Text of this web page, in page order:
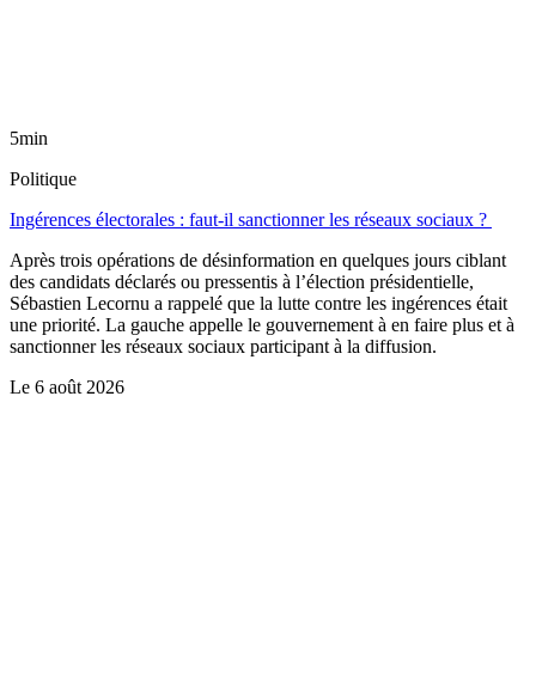
5min
Politique
Ingérences électorales : faut-il sanctionner les réseaux sociaux ?
Après trois opérations de désinformation en quelques jours ciblant
des candidats déclarés ou pressentis à l’élection présidentielle,
Sébastien Lecornu a rappelé que la lutte contre les ingérences était
une priorité. La gauche appelle le gouvernement à en faire plus et à
sanctionner les réseaux sociaux participant à la diffusion.
Le 6 août 2026